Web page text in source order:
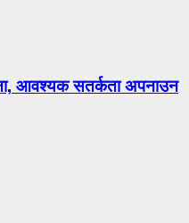
आवश्यक सतर्कता अपनाउन